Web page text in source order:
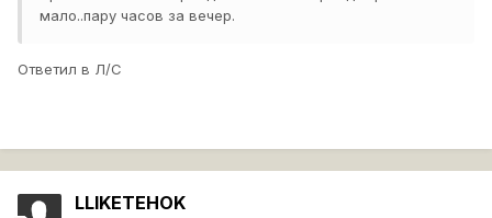
мало..пару часов за вечер.
Ответил в Л/С
LLIKETEHOK